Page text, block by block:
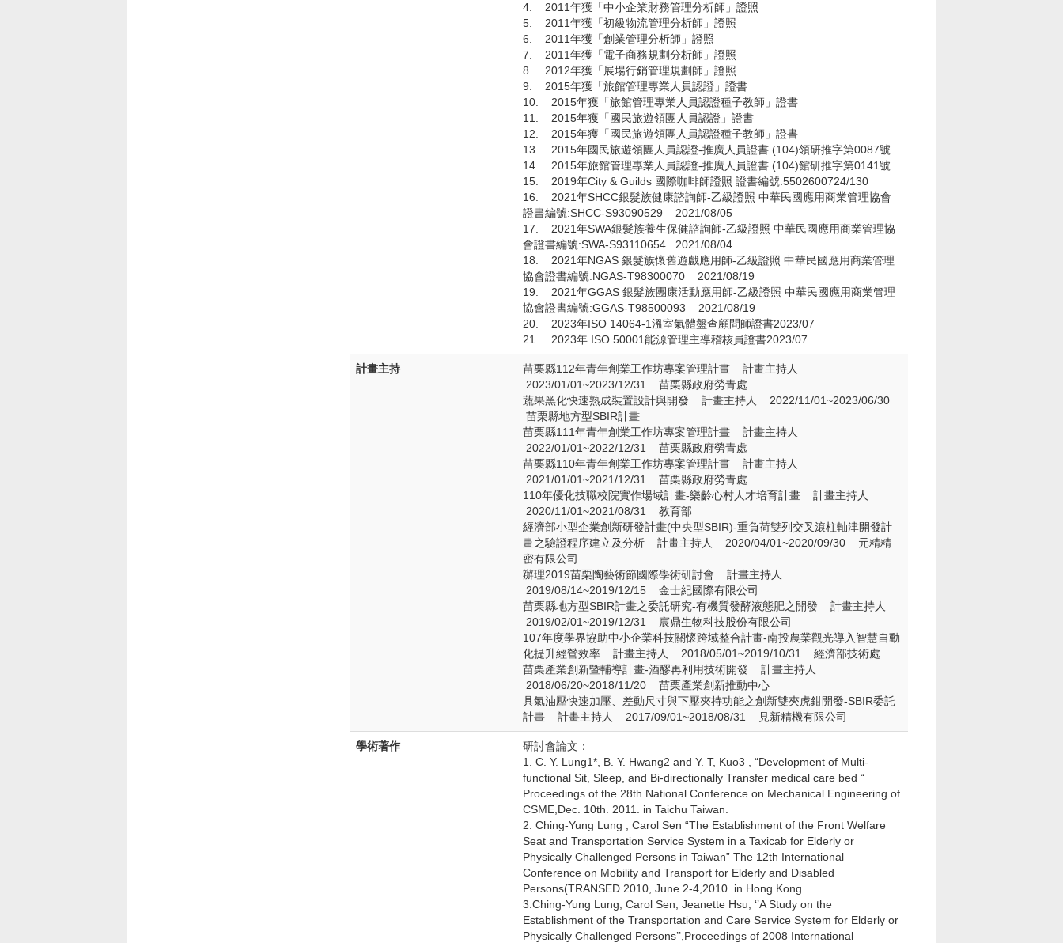
4. 2011年獲「中小企業財務管理分析師」證照
5. 2011年獲「初級物流管理分析師」證照
6. 2011年獲「創業管理分析師」證照
7. 2011年獲「電子商務規劃分析師」證照
8. 2012年獲「展場行銷管理規劃師」證照
9. 2015年獲「旅館管理專業人員認證」證書
10. 2015年獲「旅館管理專業人員認證種子教師」證書
11. 2015年獲「國民旅遊領團人員認證」證書
12. 2015年獲「國民旅遊領團人員認證種子教師」證書
13. 2015年國民旅遊領團人員認證-推廣人員證書 (104)領研推字第0087號
14. 2015年旅館管理專業人員認證-推廣人員證書 (104)館研推字第0141號
15. 2019年City & Guilds 國際咖啡師證照 證書編號:5502600724/130
16. 2021年SHCC銀髮族健康諮詢師-乙級證照 中華民國應用商業管理協會
證書編號:SHCC-S93090529 2021/08/05
17. 2021年SWA銀髮族養生保健諮詢師-乙級證照 中華民國應用商業管理協
會證書編號:SWA-S93110654 2021/08/04
18. 2021年NGAS 銀髮族懷舊遊戲應用師-乙級證照 中華民國應用商業管理
協會證書編號:NGAS-T98300070 2021/08/19
19. 2021年GGAS 銀髮族團康活動應用師-乙級證照 中華民國應用商業管理
協會證書編號:GGAS-T98500093 2021/08/19
20. 2023年ISO 14064-1溫室氣體盤查顧問師證書2023/07
21. 2023年 ISO 50001能源管理主導稽核員證書2023/07
計畫主持
苗栗縣112年青年創業工作坊專案管理計畫 計畫主持人
2023/01/01~2023/12/31 苗栗縣政府勞青處
蔬果黑化快速熟成裝置設計與開發 計畫主持人 2022/11/01~2023/06/30
苗栗縣地方型SBIR計畫
苗栗縣111年青年創業工作坊專案管理計畫 計畫主持人
2022/01/01~2022/12/31 苗栗縣政府勞青處
苗栗縣110年青年創業工作坊專案管理計畫 計畫主持人
2021/01/01~2021/12/31 苗栗縣政府勞青處
110年優化技職校院實作場域計畫-樂齡心村人才培育計畫 計畫主持人
2020/11/01~2021/08/31 教育部
經濟部小型企業創新研發計畫(中央型SBIR)-重負荷雙列交叉滾柱軸津開發計
畫之驗證程序建立及分析 計畫主持人 2020/04/01~2020/09/30 元精精
密有限公司
辦理2019苗栗陶藝術節國際學術研討會 計畫主持人
2019/08/14~2019/12/15 金士紀國際有限公司
苗栗縣地方型SBIR計畫之委託研究-有機質發酵液態肥之開發 計畫主持人
2019/02/01~2019/12/31 宸鼎生物科技股份有限公司
107年度學界協助中小企業科技關懷跨域整合計畫-南投農業觀光導入智慧自動
化提升經營效率 計畫主持人 2018/05/01~2019/10/31 經濟部技術處
苗栗產業創新暨輔導計畫-酒醪再利用技術開發 計畫主持人
2018/06/20~2018/11/20 苗栗產業創新推動中心
具氣油壓快速加壓、差動尺寸與下壓夾持功能之創新雙夾虎鉗開發-SBIR委託
計畫 計畫主持人 2017/09/01~2018/08/31 見新精機有限公司
學術著作
研討會論文：
1. C. Y. Lung1*, B. Y. Hwang2 and Y. T, Kuo3 , “Development of Multi-
functional Sit, Sleep, and Bi-directionally Transfer medical care bed “
Proceedings of the 28th National Conference on Mechanical Engineering of
CSME,Dec. 10th. 2011. in Taichu Taiwan.
2. Ching-Yung Lung , Carol Sen “The Establishment of the Front Welfare
Seat and Transportation Service System in a Taxicab for Elderly or
Physically Challenged Persons in Taiwan” The 12th International
Conference on Mobility and Transport for Elderly and Disabled
Persons(TRANSED 2010, June 2-4,2010. in Hong Kong
3.Ching-Yung Lung, Carol Sen, Jeanette Hsu, ‘’A Study on the
Establishment of the Transportation and Care Service System for Elderly or
Physically Challenged Persons’’,Proceedings of 2008 International